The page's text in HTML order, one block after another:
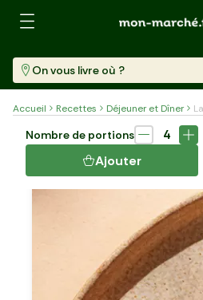
Recherche
On vous livre où ?
Accueil Recettes Déjeuner et Dîner
LA GALETTE COMPLÈTE
Nombre de portions
4
Ajouter